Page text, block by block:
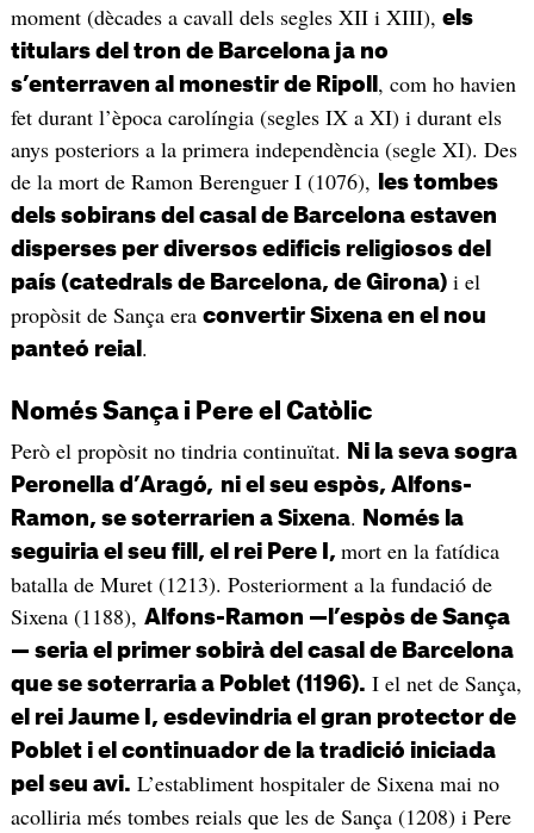
moment (dècades a cavall dels segles XII i XIII), els
titulars del tron de Barcelona ja no
s’enterraven al monestir de Ripoll , com ho havien
fet durant l’època carolíngia (segles IX a XI) i durant els
anys posteriors a la primera independència (segle XI). Des
de la mort de Ramon Berenguer I (1076),
les tombes
dels sobirans del casal de Barcelona estaven
disperses per diversos edificis religiosos del
país (catedrals de Barcelona, de Girona)i el
propòsit de Sança era convertir Sixena en el nou
panteó reial .
Només Sança i Pere el Catòlic
Però el propòsit no tindria continuïtat.
Ni la seva sogra
Peronella d’Aragó, ni el seu espòs, Alfons-
Ramon, se soterrarien a Sixena.
Només la
seguiria el seu fill, el rei Pere I, mort en la fatídica
batalla de Muret (1213). Posteriorment a la fundació de
Sixena (1188), Alfons-Ramon —l’espòs de Sança
— seria el primer sobirà del casal de Barcelona
que se soterraria a Poblet (1196). I el net de Sança,
el rei Jaume I, esdevindria el gran protector de
Poblet i el continuador de la tradició iniciada
pel seu avi. L’establiment hospitaler de Sixena mai no
acolliria més tombes reials que les de Sança (1208) i Pere